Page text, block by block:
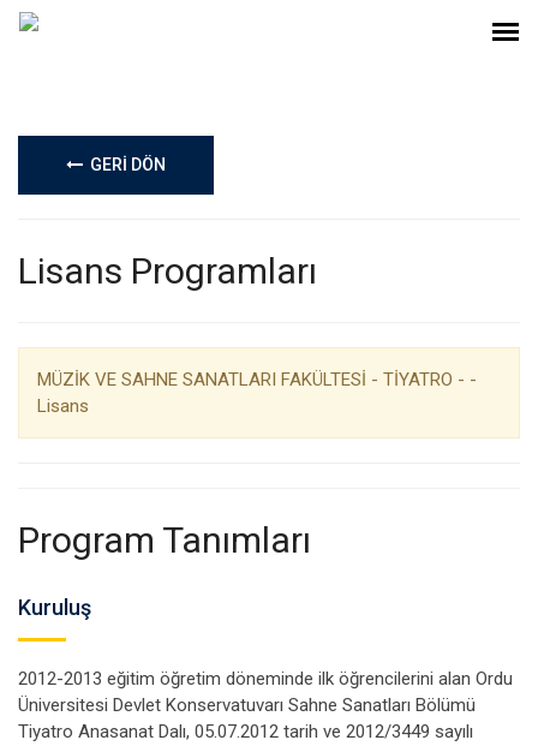
GERİ DÖN
Lisans Programları
MÜZİK VE SAHNE SANATLARI FAKÜLTESİ - TİYATRO - -
Lisans
Program Tanımları
Kuruluş
2012-2013 eğitim öğretim döneminde ilk öğrencilerini alan Ordu
Üniversitesi Devlet Konservatuvarı Sahne Sanatları Bölümü
Tiyatro Anasanat Dalı, 05.07.2012 tarih ve 2012/3449 sayılı